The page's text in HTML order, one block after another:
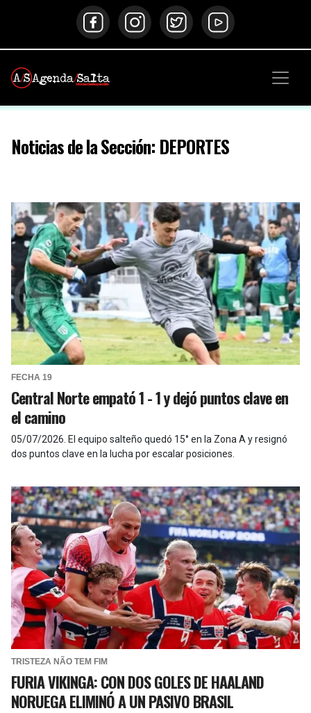
Noticias de la Sección: DEPORTES
FECHA 19
Central Norte empató 1 - 1 y dejó puntos clave en
el camino
05/07/2026 El equipo salteño quedó 15° en la Zona A y resignó
dos puntos clave en la lucha por escalar posiciones.
TRISTEZA NÃO TEM FIM
FURIA VIKINGA: CON DOS GOLES DE HAALAND
NORUEGA ELIMINÓ A UN PASIVO BRASIL